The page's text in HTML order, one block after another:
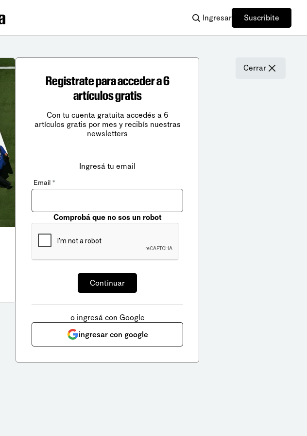
Ingresar Suscribite
Cerrar
Registrate para acceder a 6
artículos gratis
Con tu cuenta gratuita accedés a 6
artículos gratis por mes y recibís nuestras
newsletters
Ingresá tu email
Email *
Comprobá que no sos un robot
o ingresá con Google
ingresar con google